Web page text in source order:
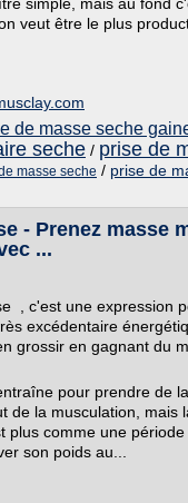
veut être le plus
de masse seche
seche / prise de
masse seche / prise de
- Prenez masse
...
, c'est une expression
excédentaire
grossir en gagnant du
pour prendre de
de la musculation, mais
plus comme une
son poids au...